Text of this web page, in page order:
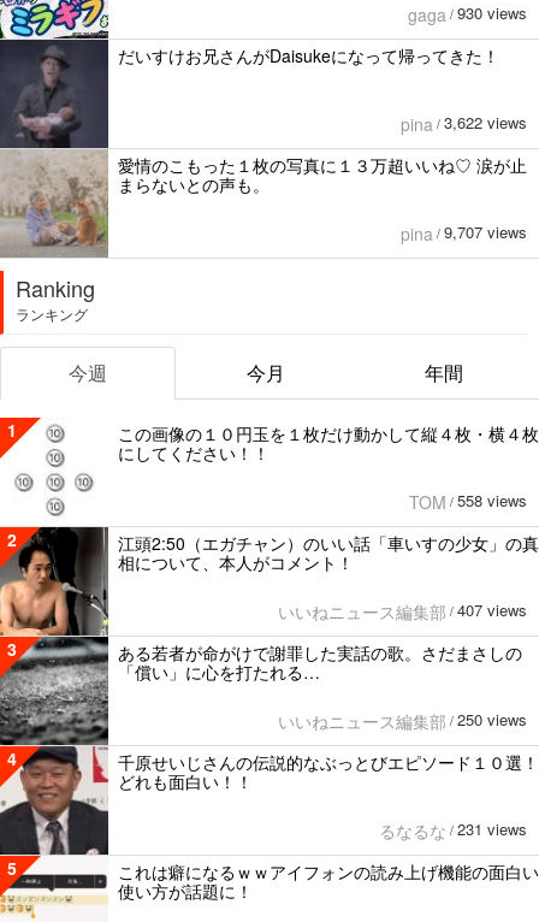
gaga / 930 views
だいすけお兄さんがDaisukeになって帰ってきた！
pina / 3,622 views
愛情のこもった１枚の写真に１３万超いいね♡ 涙が止
まらないとの声も。
pina / 9,707 views
Ranking
ランキング
今週 今月 年間
1
この画像の１０円玉を１枚だけ動かして縦４枚・横４枚
にしてください！！
TOM / 558 views
2
江頭2:50（エガチャン）のいい話「車いすの少女」の真
相について、本人がコメント！
いいねニュース編集部 / 407 views
3
ある若者が命がけで謝罪した実話の歌。さだまさしの
「償い」に心を打たれる…
いいねニュース編集部 / 250 views
4
千原せいじさんの伝説的なぶっとびエピソード１０選！
どれも面白い！！
るなるな / 231 views
5
これは癖になるｗｗアイフォンの読み上げ機能の面白い
使い方が話題に！